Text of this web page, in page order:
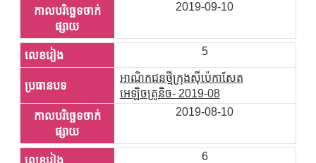
2019-09-10
5
អាណិកជនថ្មីក្រុងស៊ីប៉េកាសែត
អេឡិចត្រូនិច- 2019-08
2019-08-10
6